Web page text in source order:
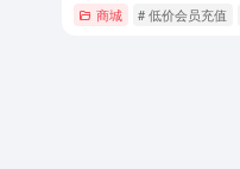
商城 # 低价会员充值